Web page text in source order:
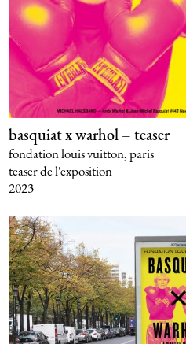
basquiat x warhol – teaser
fondation louis vuitton, paris
teaser de l'exposition
2023